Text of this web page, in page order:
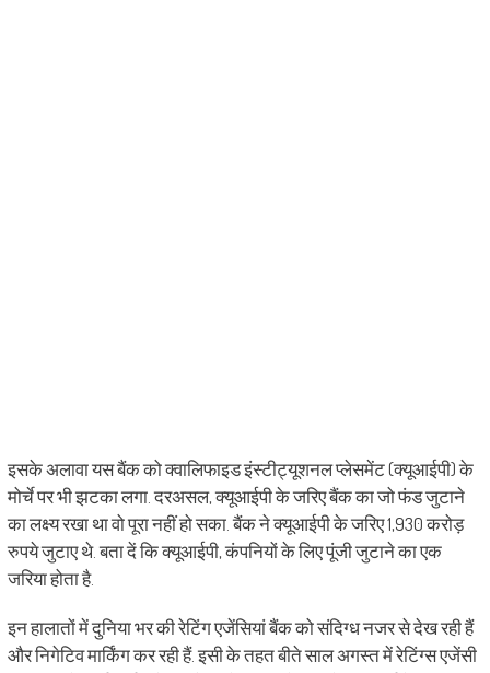
इसके अलावा यस बैंक को क्वालिफाइड इंस्टीट्यूशनल प्लेसमेंट (क्यूआईपी) के
मोर्चे पर भी झटका लगा. दरअसल, क्‍यूआईपी के जरिए बैंक का जो फंड जुटाने
का लक्ष्‍य रखा था वो पूरा नहीं हो सका. बैंक ने क्यूआईपी के जरिए 1,930 करोड़
रुपये जुटाए थे. बता दें कि क्‍यूआईपी, कंपनियों के लिए पूंजी जुटाने का एक
जरिया होता है.
इन हालातों में दुनिया भर की रेटिंग एजेंसियां बैंक को संदिग्‍ध नजर से देख रही हैं
और निगेटिव मार्किंग कर रही हैं. इसी के तहत बीते साल अगस्‍त में रेटिंग्स एजेंसी